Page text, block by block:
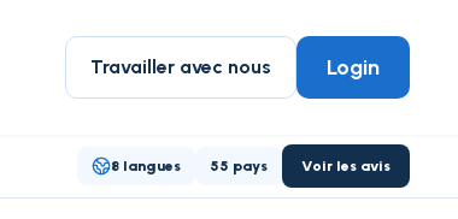
Travailler avec nous Login
8 langues 55 pays Voir les avis